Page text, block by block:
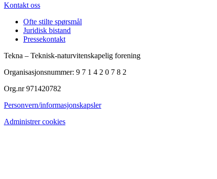
Kontakt oss
Ofte stilte spørsmål
Juridisk bistand
Pressekontakt
Tekna – Teknisk-naturvitenskapelig forening
Organisasjonsnummer: 9 7 1 4 2 0 7 8 2
Org.nr 971420782
Personvern/informasjonskapsler
Administrer cookies